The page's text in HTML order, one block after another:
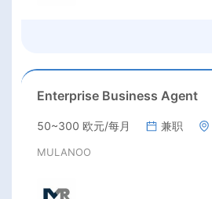
Enterprise Business Agent
50~300 欧元/每月 兼职
MULANOO